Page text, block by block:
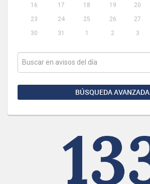
16
17 18 19 20
23
24 25 26 27
30
31 1 2 3
BÚSQUEDA AVANZADA